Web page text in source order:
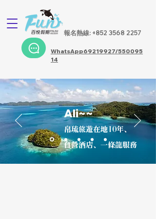
​報名熱線: +852 3568 2257
WhatsApp69219927/550095
14
Ali~~
帛琉旅遊在地10年、
自營酒店、一條龍服務